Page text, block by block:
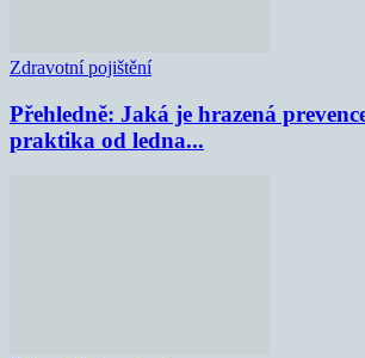
Zdravotní pojištění
Přehledně: Jaká je hrazená
praktika od ledna...